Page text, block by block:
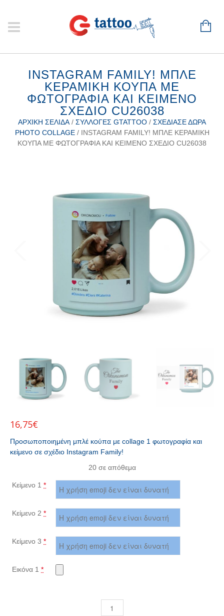
INSTAGRAM FAMILY! ΜΠΛΈ
ΚΕΡΑΜΙΚΉ ΚΟΎΠΑ ΜΕ
ΦΩΤΟΓΡΑΦΊΑ ΚΑΙ ΚΕΊΜΕΝΟ
ΣΧΈΔΙΟ CU26038
ΑΡΧΙΚΉ ΣΕΛΊΔΑ / ΣΥΛΛΟΓΈΣ GTATTOO / ΣΧΕΔΊΑΣΕ ΔΏΡΑ
PHOTO COLLAGE/ INSTAGRAM FAMILY! ΜΠΛΈ ΚΕΡΑΜΙΚΉ
ΚΟΎΠΑ ΜΕ ΦΩΤΟΓΡΑΦΊΑ ΚΑΙ ΚΕΊΜΕΝΟ ΣΧΈΔΙΟ CU26038
16,75€
Προσωποποιημένη μπλέ κούπα με collage 1 φωτογραφία και
κείμενο σε σχέδιο Instagram Family!
20 σε απόθεμα
Κείμενο 1 *
Κείμενο 2 *
Κείμενο 3 *
Εικόνα 1 *